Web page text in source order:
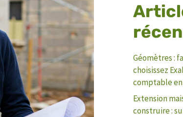
Géomètres :
choisissez
comptable
Extension
construire :